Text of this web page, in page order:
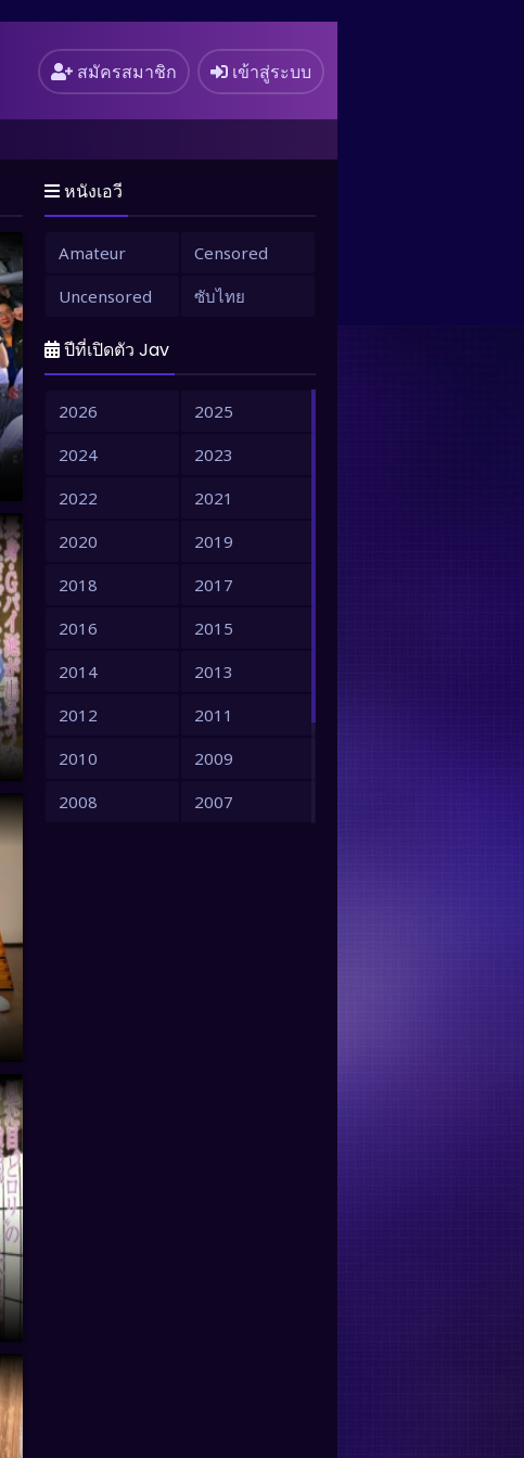
สมัครสมาชิก เข้าสู่ระบบ
หนังเอวี
Amateur
Censored
Uncensored
ซับไทย
ปีที่เปิดตัว Jav
2026
2025
2024
2023
2022
2021
2020
2019
2018
2017
2016
2015
2014
2013
2012
2011
2010
2009
2008
2007